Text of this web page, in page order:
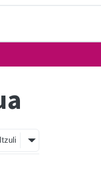
Itzuli